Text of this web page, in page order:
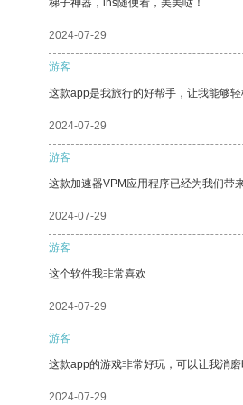
梯子神器，ins随便看，美美哒！
2024-07-29
游客
这款app是我旅行的好帮手，让我能够
2024-07-29
游客
这款加速器VPM应用程序已经为我们带
2024-07-29
游客
这个软件我非常喜欢
2024-07-29
游客
这款app的游戏非常好玩，可以让我消磨
2024-07-29